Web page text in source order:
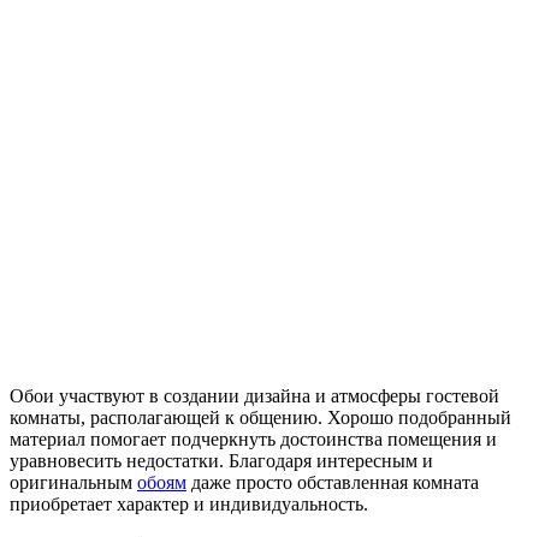
Обои участвуют в создании дизайна и атмосферы гостевой
комнаты, располагающей к общению. Хорошо подобранный
материал помогает подчеркнуть достоинства помещения и
уравновесить недостатки. Благодаря интересным и
оригинальным обоям даже просто обставленная комната
приобретает характер и индивидуальность.